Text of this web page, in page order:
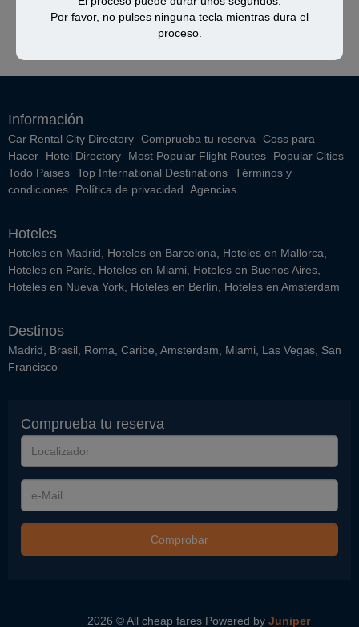
Por favor, no pulses ninguna tecla mientras dura el
proceso.
Información
Car Rental City Directory Comprueba tu reserva
Coss para
Hacer
Hotel Directory Most Popular Flight Routes
Popular Cities
Todo Paises Top International Destinations Términos y
condiciones
Política de privacidad Agencias
Hoteles
Hoteles en Madrid Hoteles en Barcelona Hoteles en Mallorca
Hoteles en París Hoteles en Miami Hoteles en Buenos Aires
Hoteles en Nueva York Hoteles en Berlín Hoteles en Amsterdam
Destinos
Madrid Brasil Roma Caribe Amsterdam Miami Las Vegas San
Francisco
Comprueba tu reserva
Localizador
e-
Mail
Comprobar
2026 © All cheap fares Powered by Juniper